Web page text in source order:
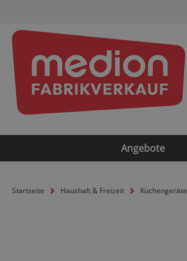
Angebote
Startseite Haushalt & Freizeit Küchengeräte